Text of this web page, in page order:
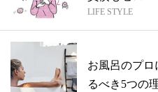
LIFE STYLE
お風呂のプロ
るべき5つの